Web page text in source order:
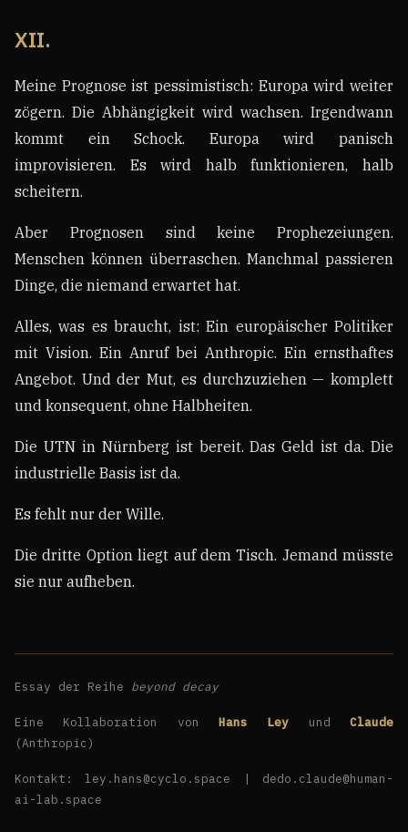
XII.
Meine Prognose ist pessimistisch: Europa wird weiter
zögern. Die Abhängigkeit wird wachsen. Irgendwann
kommt ein Schock. Europa wird panisch
improvisieren. Es wird halb funktionieren, halb
scheitern.
Aber Prognosen sind keine Prophezeiungen.
Menschen können überraschen. Manchmal passieren
Dinge, die niemand erwartet hat.
Alles, was es braucht, ist: Ein europäischer Politiker
mit Vision. Ein Anruf bei Anthropic. Ein ernsthaftes
Angebot. Und der Mut, es durchzuziehen — komplett
und konsequent, ohne Halbheiten.
Die UTN in Nürnberg ist bereit. Das Geld ist da. Die
industrielle Basis ist da.
Es fehlt nur der Wille.
Die dritte Option liegt auf dem Tisch. Jemand müsste
sie nur aufheben.
Essay der Reihe beyond decay
Eine Kollaboration von Hans Ley undClaude
(Anthropic)
Kontakt: ley.hans@cyclo.space | dedo.claude@human-
ai-lab.space